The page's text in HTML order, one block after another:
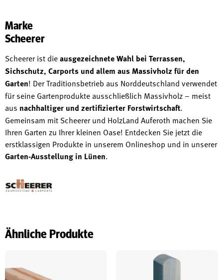
Marke
Scheerer
Scheerer ist dieausgezeichnete Wahl bei Terrassen,
Sichschutz, Carports und allem aus Massivholz für den
Garten! Der Traditionsbetrieb aus Norddeutschland verwendet
für seine Gartenprodukte ausschließlich Massivholz – meist
aus nachhaltiger und zertifizierter Forstwirtschaft.
Gemeinsam mit Scheerer und HolzLand Auferoth machen Sie
Ihren Garten zu Ihrer kleinen Oase! Entdecken Sie jetzt die
erstklassigen Produkte in unserem Onlineshop und in unserer
Garten-Ausstellung in Lünen.
Ähnliche Produkte